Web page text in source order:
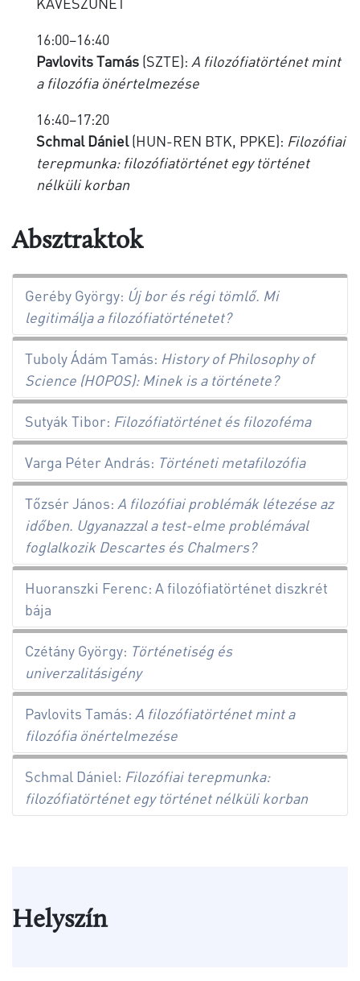
16:00–16:40
Pavlovits Tamás (SZTE): A filozófiatörténet mint
a filozófia önértelmezése
16:40–17:20
Schmal Dániel (HUN-REN BTK, PPKE): Filozófiai
terepmunka: filozófiatörténet egy történet
nélküli korban
Absztraktok
Geréby György: Új bor és régi tömlő. Mi
legitimálja a filozófiatörténetet?
Tuboly Ádám Tamás: History of Philosophy of
Science (HOPOS): Minek is a története?
Sutyák Tibor: Filozófiatörténet és filozoféma
Varga Péter András: Történeti metafilozófia
Tőzsér János: A filozófiai problémák létezése az
időben. Ugyanazzal a test-elme problémával
foglalkozik Descartes és Chalmers?
Huoranszki Ferenc: A filozófiatörténet diszkrét
bája
Czétány György: Történetiség és
univerzalitásigény
Pavlovits Tamás: A filozófiatörténet mint a
filozófia önértelmezése
Schmal Dániel: Filozófiai terepmunka:
filozófiatörténet egy történet nélküli korban
Helyszín